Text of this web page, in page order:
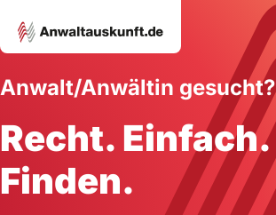
Anwalt/Anwältin gesucht?
Recht. Einfach.
Finden.